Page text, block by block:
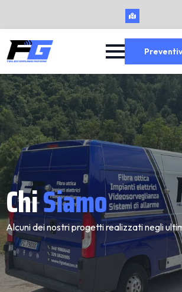
ChiSiamo
Alcuni dei nostri progetti realizzati negli